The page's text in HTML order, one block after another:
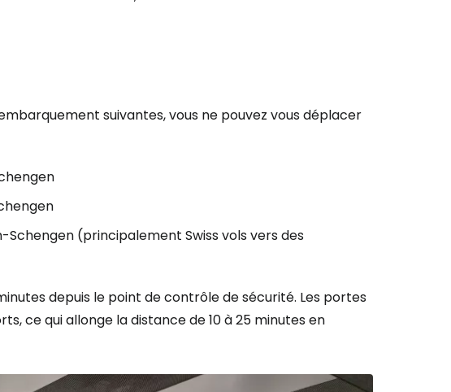
suivantes, vous ne pouvez vous déplacer
Schengen (principalement Swissvols vers des
depuis le point de contrôle de sécurité. Les portes
ce qui allonge la distance de 10 à 25 minutes en